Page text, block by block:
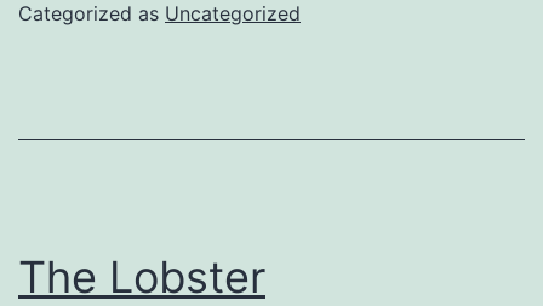
Categorized as Uncategorized
The Lobster